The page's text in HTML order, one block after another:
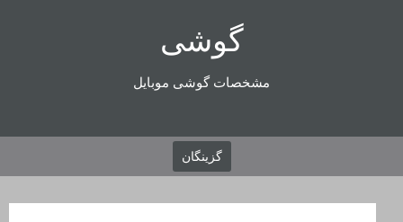
گوشی
مشخصات گوشی موبایل
گزینگان